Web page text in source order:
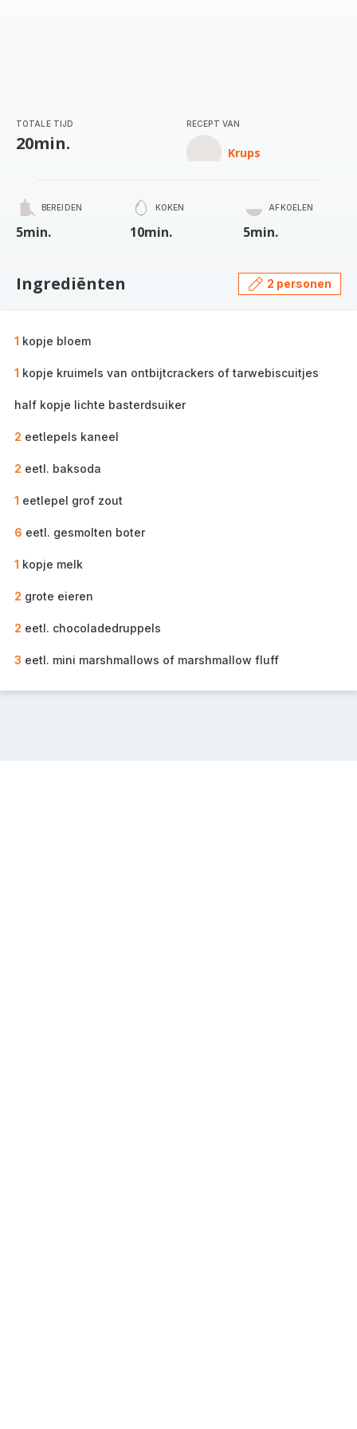
TOTALE TIJD
20min.
RECEPT VAN
Krups
BEREIDEN
5min.
KOKEN
10min.
AFKOELEN
5min.
Ingrediënten 2 personen
1 kopje bloem
1 kopje kruimels van ontbijtcrackers of tarwebiscuitjes
half kopje lichte basterdsuiker
2 eetlepels kaneel
2 eetl. baksoda
1 eetlepel grof zout
6 eetl. gesmolten boter
1 kopje melk
2 grote eieren
2 eetl. chocoladedruppels
3 eetl. mini marshmallows of marshmallow fluff